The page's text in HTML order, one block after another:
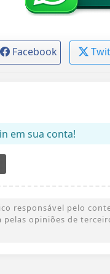
Facebook
em sua conta!
responsável pelo
opiniões de